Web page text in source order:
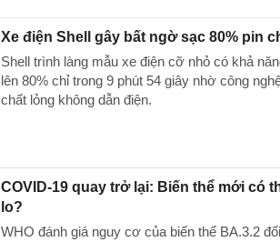
Xe điện Shell gây bất ngờ sạc 80% pin
Shell trình làng mẫu xe điện cỡ nhỏ có khả
lên 80% chỉ trong 9 phút 54 giây nhờ công
chất lỏng không dẫn điện.
COVID-19 quay trở lại: Biến thể mới có
lo?
WHO đánh giá nguy cơ của biến thể BA.3.2